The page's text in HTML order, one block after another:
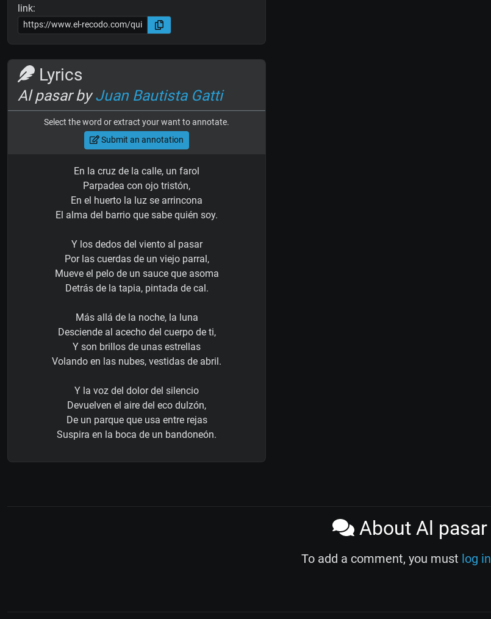
link:
Lyrics
Al pasar byJuan Bautista Gatti
Select the word or extract your want to annotate.
Submit an annotation
En la cruz de la calle, un farol
Parpadea con ojo tristón,
En el huerto la luz se arrincona
El alma del barrio que sabe quién soy.
Y los dedos del viento al pasar
Por las cuerdas de un viejo parral,
Mueve el pelo de un sauce que asoma
Detrás de la tapia, pintada de cal.
Más allá de la noche, la luna
Desciende al acecho del cuerpo de ti,
Y son brillos de unas estrellas
Volando en las nubes, vestidas de abril.
Y la voz del dolor del silencio
Devuelven el aire del eco dulzón,
De un parque que usa entre rejas
Suspira en la boca de un bandoneón.
About Al pasar
To add a comment, you must log in